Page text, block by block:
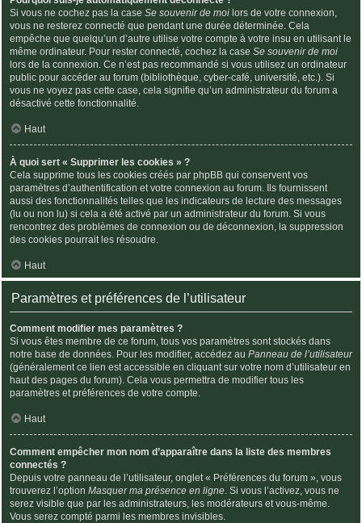
Si vous ne cochez pas la case Se souvenir de moi lors de votre connexion,
vous ne resterez connecté que pendant une durée déterminée. Cela
empêche que quelqu’un d’autre utilise votre compte à votre insu en utilisant le
même ordinateur. Pour rester connecté, cochez la case Se souvenir de moi
lors de la connexion. Ce n’est pas recommandé si vous utilisez un ordinateur
public pour accéder au forum (bibliothèque, cyber-café, université, etc.). Si
vous ne voyez pas cette case, cela signifie qu’un administrateur du forum a
désactivé cette fonctionnalité.
Haut
À quoi sert « Supprimer les cookies » ?
Cela supprime tous les cookies créés par phpBB qui conservent vos
paramètres d’authentification et votre connexion au forum. Ils fournissent
aussi des fonctionnalités telles que les indicateurs de lecture des messages
(lu ou non lu) si cela a été activé par un administrateur du forum. Si vous
rencontrez des problèmes de connexion ou de déconnexion, la suppression
des cookies pourrait les résoudre.
Haut
Paramètres et préférences de l’utilisateur
Comment modifier mes paramètres ?
Si vous êtes membre de ce forum, tous vos paramètres sont stockés dans
notre base de données. Pour les modifier, accédez au Panneau de l’utilisateur
(généralement ce lien est accessible en cliquant sur votre nom d’utilisateur en
haut des pages du forum). Cela vous permettra de modifier tous les
paramètres et préférences de votre compte.
Haut
Comment empêcher mon nom d’apparaître dans la liste des membres
connectés ?
Depuis votre panneau de l’utilisateur, onglet « Préférences du forum », vous
trouverez l’option Masquer ma présence en ligne . Si vous l’activez, vous ne
serez visible que par les administrateurs, les modérateurs et vous-même.
Vous serez compté parmi les membres invisibles.